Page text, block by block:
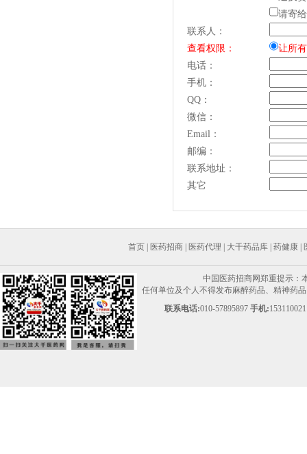
请寄
联系人：
查看权限：
让所
电话：
手机：
QQ：
微信：
Email：
邮编：
联系地址：
其它
首页| 医药招商| 医药代理 大千药品库| 药健康|
中国医药招商网郑重提示：
任何单位及个人不得发布麻醉药品、精神药
联系电话:010-57895897 手机: